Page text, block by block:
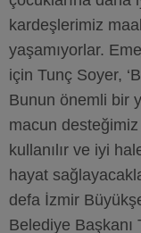
kardeşlerimiz
yaşamıyorlar.
için Tunç Soyer,
Bunun önemli bir
macun
kullanılır ve iyi
hayat
defa İzmir
Belediye Başkanı